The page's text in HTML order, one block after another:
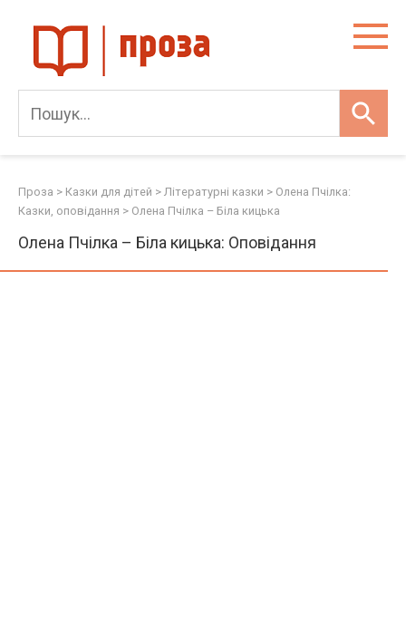
content
Проза > Казки для дітей > Літературні казки > Олена Пчілка:
Казки, оповідання > Олена Пчілка – Біла кицька
Олена Пчілка – Біла кицька: Оповідання